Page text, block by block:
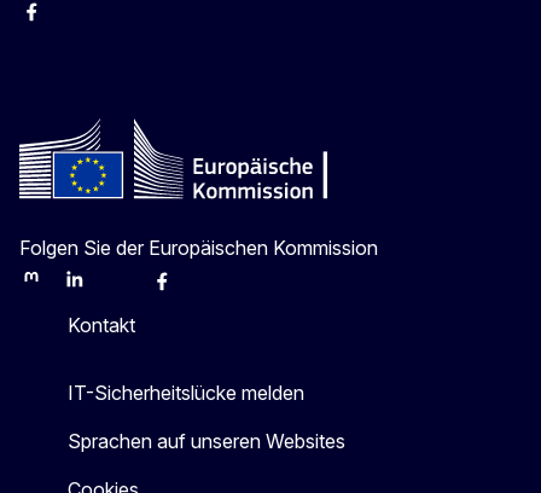
Facebook
Folgen Sie der Europäischen Kommission
MastodonLinkedInBlueskyFacebook
Kontakt
IT-Sicherheitslücke melden
Sprachen auf unseren Websites